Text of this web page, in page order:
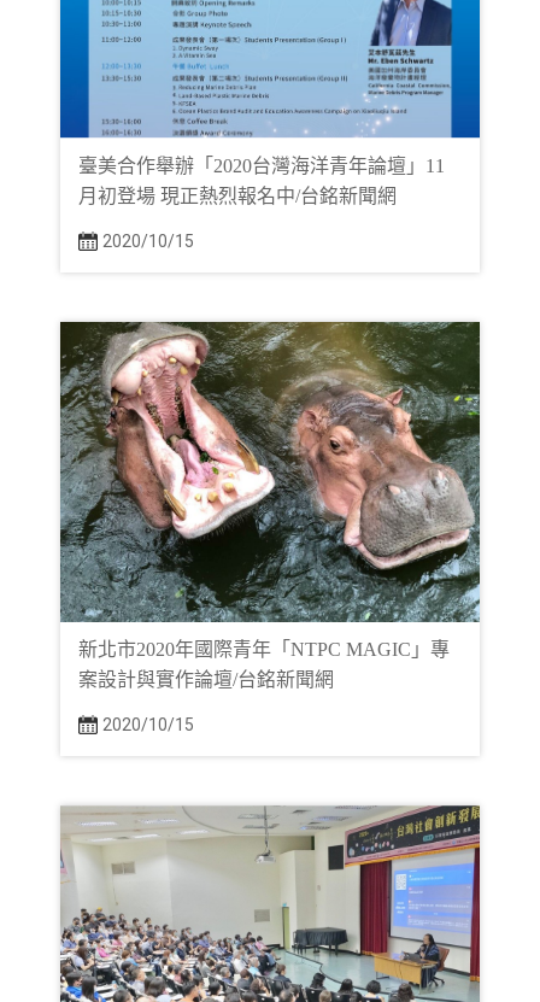
臺美合作舉辦「2020台灣海洋青年論壇」11
月初登場 現正熱烈報名中/台銘新聞網
2020/10/15
新北市2020年國際青年「NTPC MAGIC」專
案設計與實作論壇/台銘新聞網
2020/10/15